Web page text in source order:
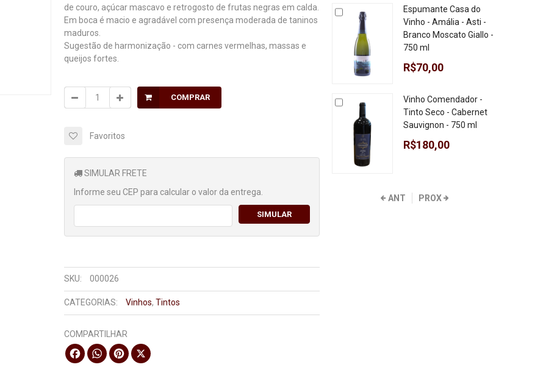
de couro, açúcar mascavo e retrogosto de frutas negras em calda.
Em boca é macio e agradável com presença moderada de taninos
maduros.
Sugestão de harmonização - com carnes vermelhas, massas e
queijos fortes.
COMPRAR
Favoritos
SIMULAR FRETE
Informe seu CEP para calcular o valor da entrega.
SIMULAR
SKU: 000026
CATEGORIAS: Vinhos, Tintos
COMPARTILHAR
FacebookWhatsApp
Pinterest
X
Espumante Casa do
Vinho - Amália - Asti -
Branco Moscato Giallo -
750 ml
R$70,00
Vinho Comendador -
Tinto Seco - Cabernet
Sauvignon - 750 ml
R$180,00
ANT PROX